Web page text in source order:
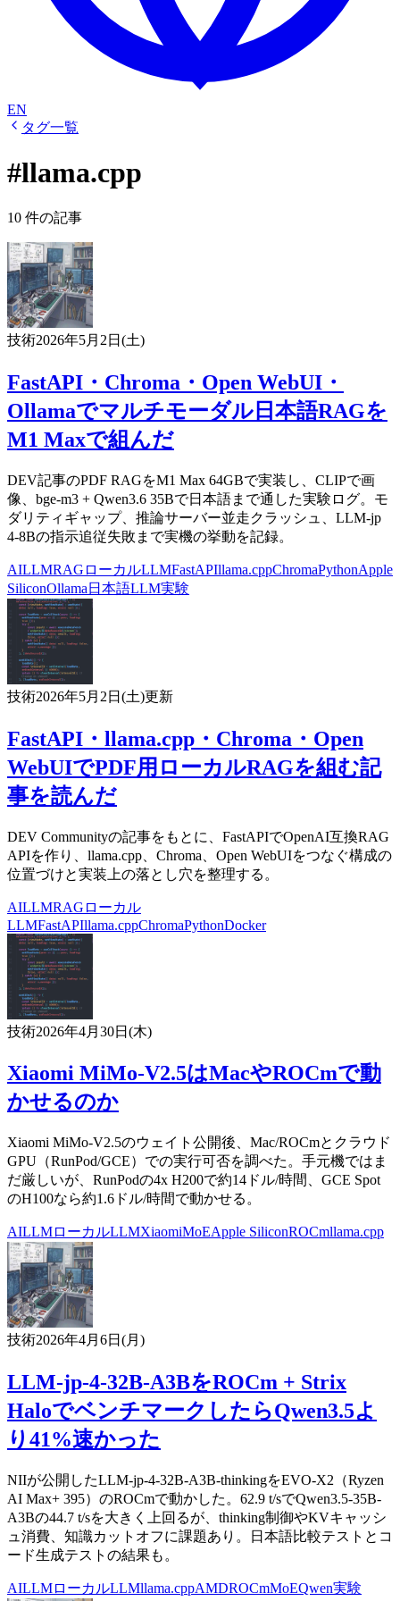
EN
タグ一覧
#llama.cpp
10 件の記事
技術2026年5月2日(土)
FastAPI・Chroma・Open WebUI・
Ollamaでマルチモーダル日本語RAGを
M1 Maxで組んだ
DEV記事のPDF RAGをM1 Max 64GBで実装し、CLIPで画
像、bge-m3 + Qwen3.6 35Bで日本語まで通した実験ログ。モ
ダリティギャップ、推論サーバー並走クラッシュ、LLM-jp
4-8Bの指示追従失敗まで実機の挙動を記録。
AILLMRAG ローカルLLMFastAPIllama.cppChromaPythonApple
SiliconOllama 日本語LLM実験
技術2026年5月2日(土)更新
FastAPI・llama.cpp・Chroma・Open
WebUIでPDF用ローカルRAGを組む記
事を読んだ
DEV Communityの記事をもとに、FastAPIでOpenAI互換RAG
APIを作り、llama.cpp、Chroma、Open WebUIをつなぐ構成の
位置づけと実装上の落とし穴を整理する。
AILLMRAG ローカル
LLMFastAPIllama.cppChromaPythonDocker
技術2026年4月30日(木)
Xiaomi MiMo-V2.5はMacやROCmで動
かせるのか
Xiaomi MiMo-V2.5のウェイト公開後、Mac/ROCmとクラウド
GPU（RunPod/GCE）での実行可否を調べた。手元機ではま
だ厳しいが、RunPodの4x H200で約14ドル/時間、GCE Spot
のH100なら約1.6ドル/時間で動かせる。
AILLMローカルLLMXiaomiMoEApple SiliconROCmllama.cpp
技術2026年4月6日(月)
LLM-jp-4-32B-A3BをROCm + Strix
HaloでベンチマークしたらQwen3.5よ
り41%速かった
NIIが公開したLLM-jp-4-32B-A3B-thinkingをEVO-X2（Ryzen
AI Max+ 395）のROCmで動かした。62.9 t/sでQwen3.5-35B-
A3Bの44.7 t/sを大きく上回るが、thinking制御やKVキャッシ
ュ消費、知識カットオフに課題あり。日本語比較テストとコ
ード生成テストの結果も。
AILLMローカルLLMllama.cppAMDROCmMoEQwen実験